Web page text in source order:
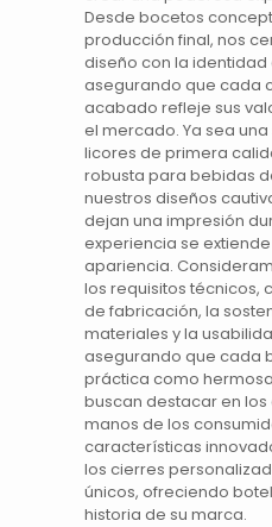
Desdebocetos
producción final, nos
diseño con la identidad
asegurando que cada
acabado refleje sus
el mercado. Ya sea
licores deprimera
robusta parabebidas
nuestros diseños
dejan una impresión
experiencia se
apariencia.
los requisitos técnicos,
de fabricación, la
materiales y la
asegurando que cada
práctica como
buscan destacar en los
manos de los
características
los cierres
únicos, ofreciendo
historia de su marca.